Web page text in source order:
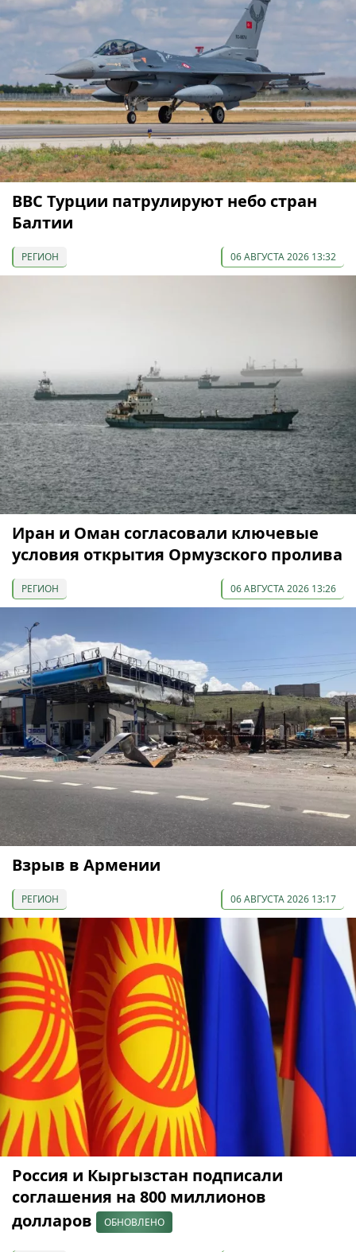
ВВС Турции патрулируют небо стран
Балтии
РЕГИОН 06 АВГУСТА 2026 13:32
Иран и Оман согласовали ключевые
условия открытия Ормузского пролива
РЕГИОН 06 АВГУСТА 2026 13:26
Взрыв в Армении
РЕГИОН 06 АВГУСТА 2026 13:17
Россия и Кыргызстан подписали
соглашения на 800 миллионов
долларов
ОБНОВЛЕНО